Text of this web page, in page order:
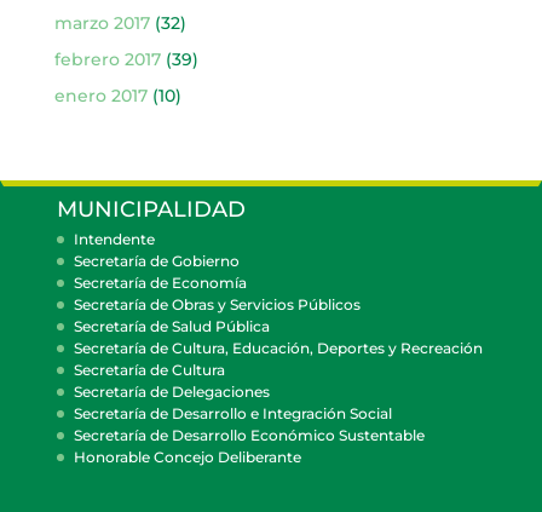
marzo 2017(32)
febrero 2017(39)
enero 2017(10)
MUNICIPALIDAD
Intendente
Secretaría de Gobierno
Secretaría de Economía
Secretaría de Obras y Servicios Públicos
Secretaría de Salud Pública
Secretaría de Cultura, Educación, Deportes y Recreación
Secretaría de Cultura
Secretaría de Delegaciones
Secretaría de Desarrollo e Integración Social
Secretaría de Desarrollo Económico Sustentable
Honorable Concejo Deliberante